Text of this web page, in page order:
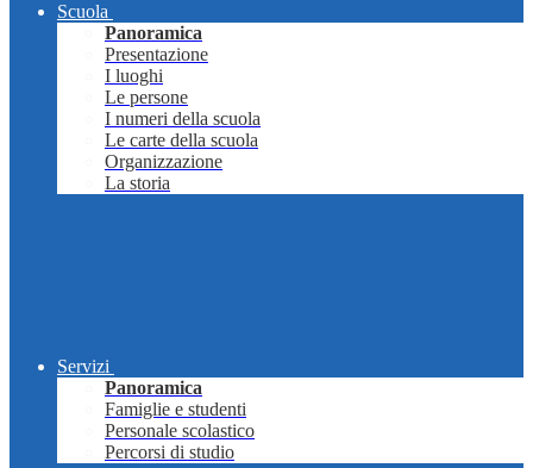
Scuola
Panoramica
Presentazione
I luoghi
Le persone
I numeri della scuola
Le carte della scuola
Organizzazione
La storia
Servizi
Panoramica
Famiglie e studenti
Personale scolastico
Percorsi di studio